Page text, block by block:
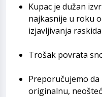
Kupac je dužan
najkasnije u roku
izjavljivanja
Trošak povrata
Preporučujemo
originalnu,